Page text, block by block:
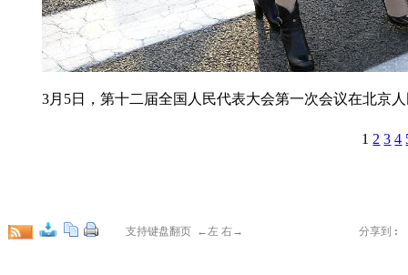
3月5日，第十二届全国人民代表大会第一次会议在北京
1 2 3 4
支持键盘翻页 ←左 右→ 分享到 :